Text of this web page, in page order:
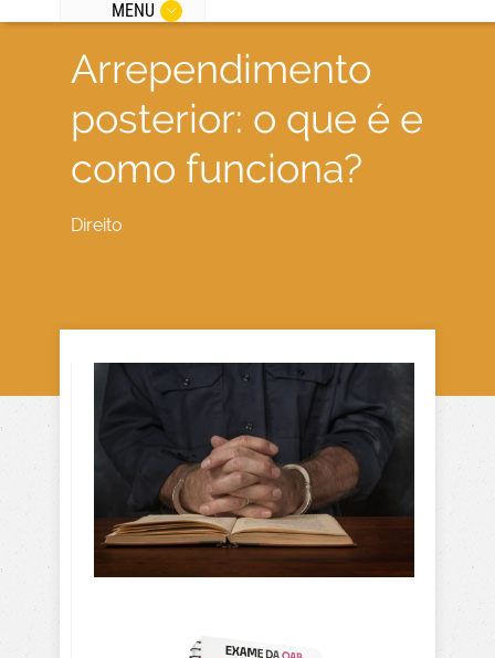
MENU
Arrependimento
posterior: o que é e
como funciona?
Direito